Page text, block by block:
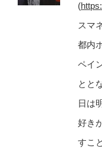
(
スマ
都内
ペイ
とと
日は
好き
すこ